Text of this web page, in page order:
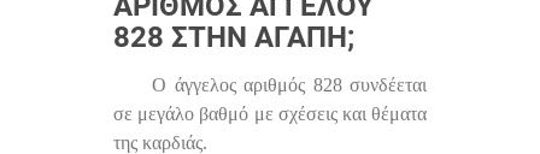
828 ΣΤΗΝ ΑΓΆΠΗ;
Ο άγγελος αριθμός 828 συνδέεται
σε μεγάλο βαθμό με σχέσεις και θέματα
της καρδιάς.